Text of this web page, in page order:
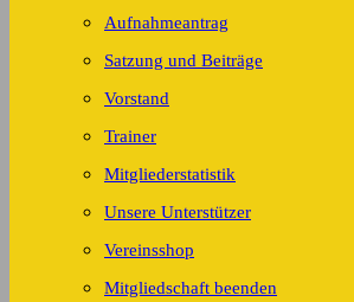
Aufnahmeantrag
Satzung und Beiträge
Vorstand
Trainer
Mitgliederstatistik
Unsere Unterstützer
Vereinsshop
Mitgliedschaft beenden